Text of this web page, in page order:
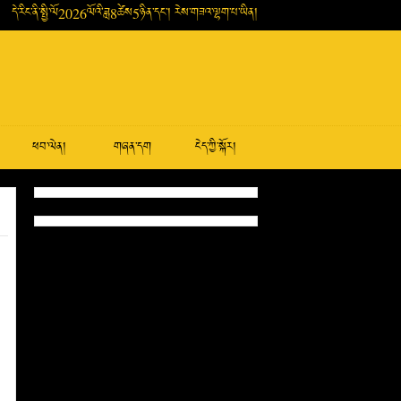
དེ་རིང་ནི་སྤྱི་ལོ2026ལོའི་ཟླ8ཚེས5ཉིན་དང་། རེས་གཟའ་ལྷག་པ་ཡིན།
ཕབ་ལེན། གཞན་དག ངེད་ཀྱི་སྐོར།